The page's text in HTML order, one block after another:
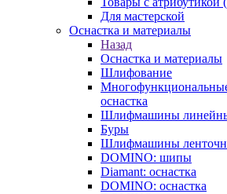
Для мастерской
Оснастка и материалы
Назад
Оснастка и материалы
Шлифование
оснастка
Шлифмашины
Буры
Шлифмашины
DOMINO: шипы
Diamant: оснастка
DOMINO: оснастка